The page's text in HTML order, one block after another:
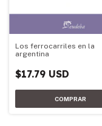
Los ferrocarriles en la
argentina
$17.79 USD